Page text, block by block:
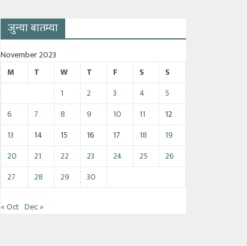
जुन्या बातम्या
November 2023
M
T W T F S
S
1
2 3 4
5
6
7 8 9 10 11
12
13
14 15 16 17 18
19
20
21 22 23 24 25
26
27
28 29 30
« Oct Dec »